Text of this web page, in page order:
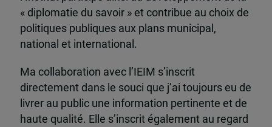
« diplomatie du savoir » et contribue au choix de
politiques publiques aux plans municipal,
national et international.
Ma collaboration avec l’IEIM s’inscrit
directement dans le souci que j’ai toujours eu de
livrer au public une information pertinente et de
haute qualité. Elle s’inscrit également au regard